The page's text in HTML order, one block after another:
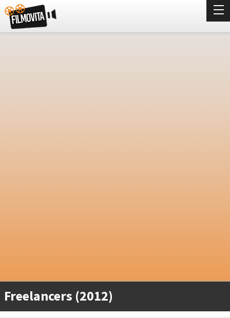
Freelancers (2012)